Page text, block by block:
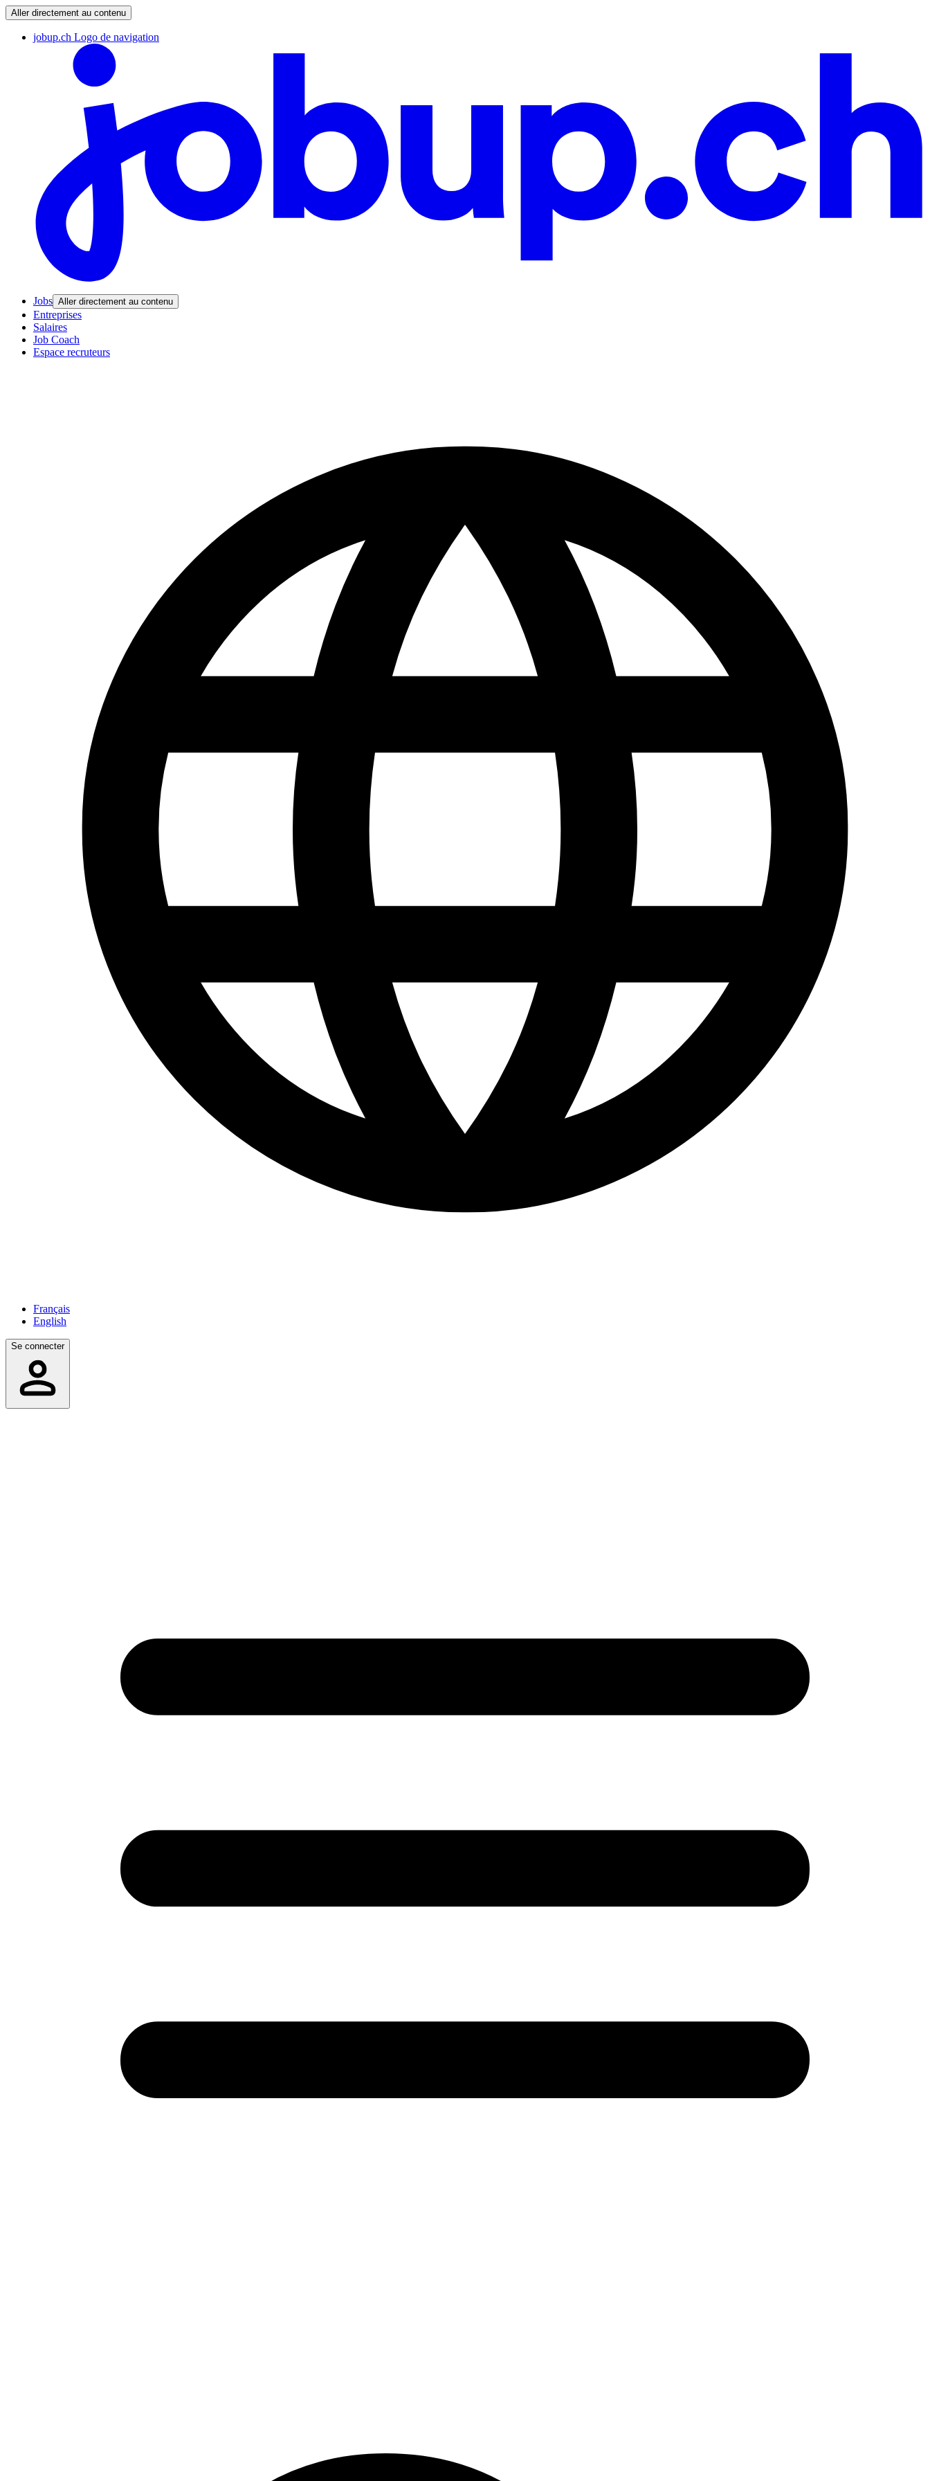
Aller directement au contenu
jobup.ch Logo de navigation
Jobs Aller directement au contenu
Entreprises
Salaires
Job Coach
Espace recruteurs
Français
English
Se connecter